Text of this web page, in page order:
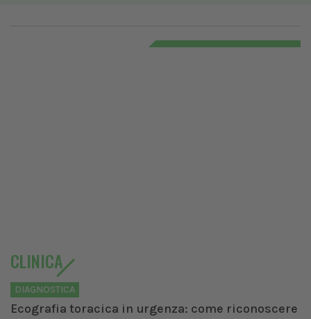
CLINICA
DIAGNOSTICA
Ecografia toracica in urgenza: come riconoscere